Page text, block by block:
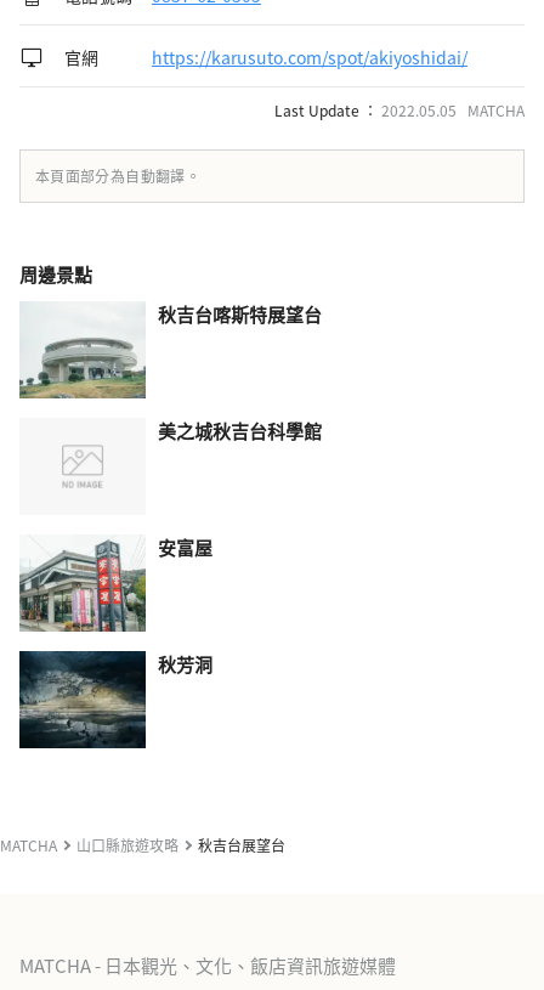
官網 https://karusuto.com/spot/akiyoshidai/
Last Update ： 2022.05.05 MATCHA
本頁面部分為自動翻譯。
周邊景點
秋吉台喀斯特展望台
美之城秋吉台科學館
安富屋
秋芳洞
MATCHA 山口縣旅遊攻略 秋吉台展望台
MATCHA - 日本觀光、文化、飯店資訊旅遊媒體